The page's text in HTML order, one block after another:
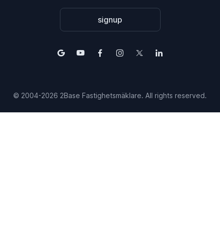
signup
© 2004-2026 2Base Fastighetsmäklare. All rights reserved.